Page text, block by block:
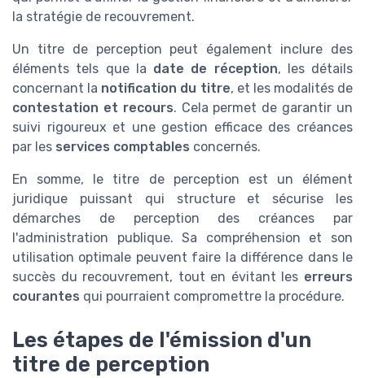
la stratégie de recouvrement.
Un titre de perception peut également inclure des
éléments tels que la date de réception, les détails
concernant la notification du titre, et les modalités de
contestation et recours. Cela permet de garantir un
suivi rigoureux et une gestion efficace des créances
par les services comptables concernés.
En somme, le titre de perception est un élément
juridique puissant qui structure et sécurise les
démarches de perception des créances par
l'administration publique. Sa compréhension et son
utilisation optimale peuvent faire la différence dans le
succès du recouvrement, tout en évitant les erreurs
courantes qui pourraient compromettre la procédure.
Les étapes de l'émission d'un
titre de perception